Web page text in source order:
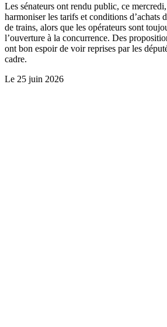
Les sénateurs ont rendu public, ce
harmoniser les tarifs et conditions d’achats
de trains, alors que les opérateurs sont
l’ouverture à la concurrence. Des
ont bon espoir de voir reprises par les
cadre.
Le 25 juin 2026